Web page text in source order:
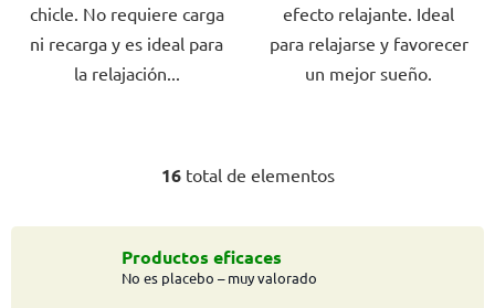
chicle. No requiere carga
ni recarga y es ideal para
la relajación...
efecto relajante. Ideal
para relajarse y favorecer
un mejor sueño.
C
n
t
r
16total de elementos
Productos eficaces
No es placebo – muy valorado